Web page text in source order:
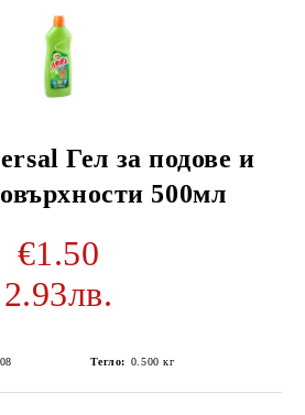
Гел за подове и
500мл
€1.50
2.93лв.
Тегло: 0.500 кг